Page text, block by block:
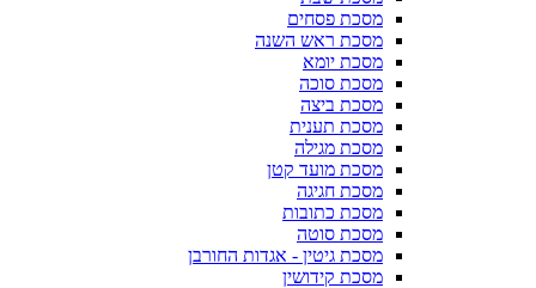
מסכת פסחים
מסכת ראש השנה
מסכת יומא
מסכת סוכה
מסכת ביצה
מסכת תענית
מסכת מגילה
מסכת מועד קטן
מסכת חגיגה
מסכת כתובות
מסכת סוטה
מסכת גיטין - אגדות החורבן
מסכת קידושין